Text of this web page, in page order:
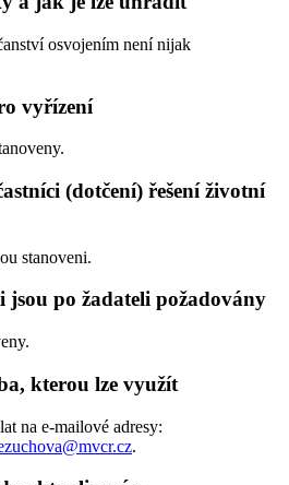
osvojením není nijak
vyřízení
(dotčení) řešení životní
stanoveni.
jsou po žadateli požadovány
kterou lze využít
na e-mailové adresy:
.